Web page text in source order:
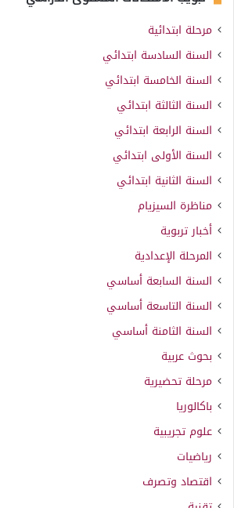
مرحلة ابتدائية
السنة السادسة ابتدائي
السنة الخامسة ابتدائي
السنة الثالثة ابتدائي
السنة الرابعة ابتدائي
السنة الأولى ابتدائي
السنة الثانية ابتدائي
مناظرة السيزيام
أخبار تربوية
المرحلة الإعدادية
السنة السابعة أساسي
السنة التاسعة أساسي
السنة الثامنة أساسي
بحوث عربية
مرحلة تحضيرية
باكالوريا
علوم تجريبية
رياضيات
اقتصاد وتصرف